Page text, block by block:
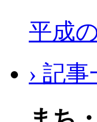
平成
› 記